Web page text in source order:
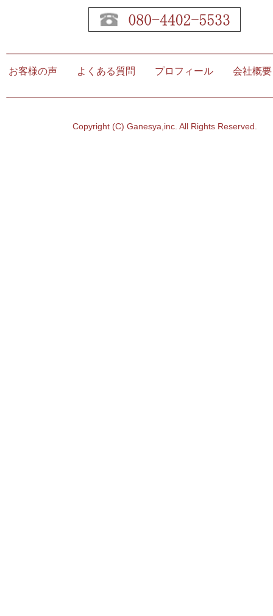
お客様の声 よくある質問 プロフィール 会社
Copyright (C) Ganesya,inc. All Rights Reserved.